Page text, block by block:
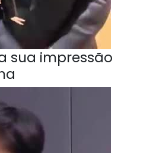
sua impressão